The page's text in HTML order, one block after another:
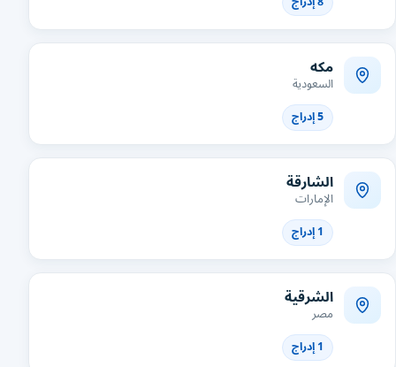
مكه
السعودية
5 إدراج
الشارقة
الإمارات
1 إدراج
الشرقية
مصر
1 إدراج